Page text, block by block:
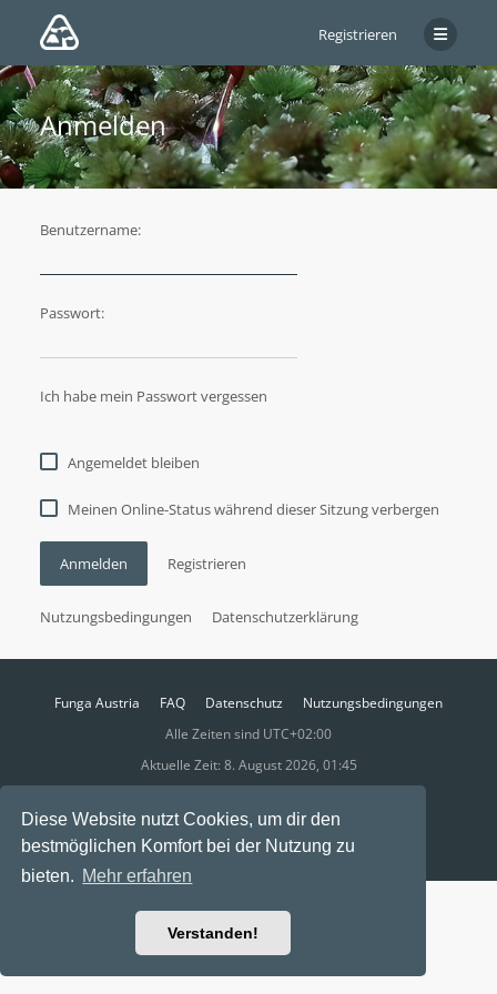
Diese Website nutzt Cookies, um dir den
bestmöglichen Komfort bei der Nutzung zu
bieten. Mehr erfahren
Verstanden!
Registrieren
Anmelden
Benutzername:
Passwort:
Ich habe mein Passwort vergessen
Angemeldet bleiben
Meinen Online-Status während dieser Sitzung verbergen
Anmelden Registrieren
Nutzungsbedingungen Datenschutzerklärung
Funga Austria FAQ Datenschutz
Nutzungsbedingungen
Alle Zeiten sind UTC+02:00
Aktuelle Zeit: 8. August 2026, 01:45
Ravaio Theme byGramziu